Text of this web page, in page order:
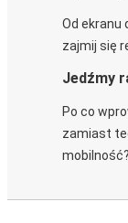
Od ekranu
zajmij się
Jedźmy
Po co
zamiast
mobilność?